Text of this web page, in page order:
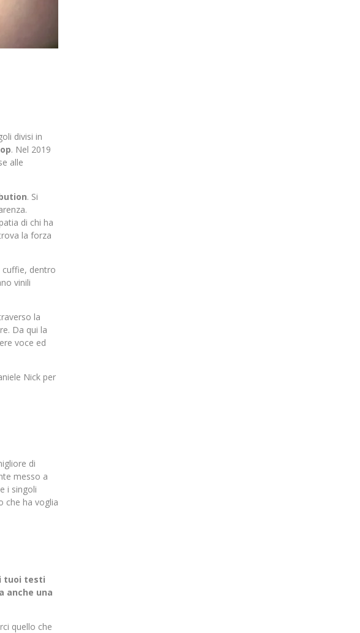
divisi in
. Nel 2019
alle
. Si
di chi ha
la forza
cuffie, dentro
vinili
la
Da qui la
voce ed
Nick per
di
messo a
i singoli
che ha voglia
tuoi testi
anche una
quello che